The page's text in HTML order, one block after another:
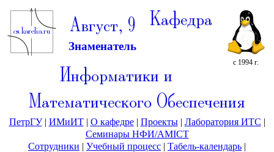
Август, 9
Знаменатель
с 1994 г.
Кафедра
Информатики и
Математического Обеспечения
ПетрГУ| ИМиИТ| О кафедре| Проекты| Лаборатория ИТС |
Семинары НФИ/AMICT
Сотрудники | Учебный процесс | Табель-календарь |